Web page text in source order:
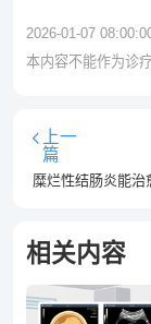
2026-01-07
本内容不能作为诊
上一
篇
糜烂性结肠炎能治
相关内容